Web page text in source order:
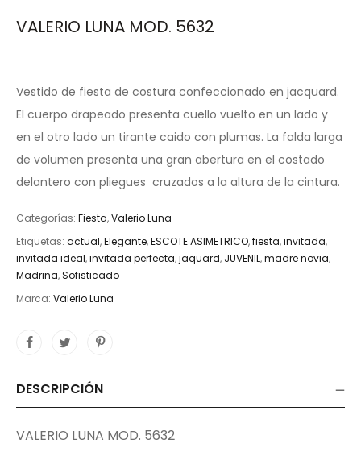
VALERIO LUNA MOD. 5632
Vestido de fiesta de costura confeccionado en jacquard.
El cuerpo drapeado presenta cuello vuelto en un lado y
en el otro lado un tirante caido con plumas. La falda larga
de volumen presenta una gran abertura en el costado
delantero con pliegues cruzados a la altura de la cintura.
Categorías: Fiesta,Valerio Luna
Etiquetas: actual,Elegante,ESCOTE ASIMETRICO,fiesta,invitada,
invitada ideal,invitada perfecta,jaquard, JUVENIL,madre novia,
Madrina,Sofisticado
Marca: Valerio Luna
DESCRIPCIÓN
VALERIO LUNA MOD. 5632